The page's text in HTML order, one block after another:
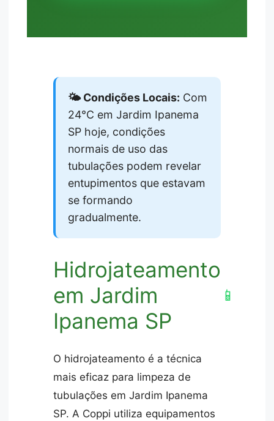
🌤️ Condições Locais: Com
24°C em Jardim Ipanema
SP hoje, condições
normais de uso das
tubulações podem revelar
entupimentos que estavam
se formando
gradualmente.
Hidrojateamento
em Jardim
Ipanema SP
📱
O hidrojateamento é a técnica
mais eficaz para limpeza de
tubulações em Jardim Ipanema
SP. A Coppi utiliza equipamentos